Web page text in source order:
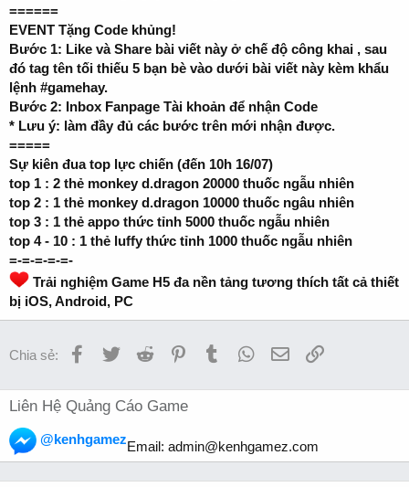
======
EVENT Tặng Code khủng!
Bước 1: Like và Share bài viết này ở chế độ công khai , sau
đó tag tên tối thiếu 5 bạn bè vào dưới bài viết này kèm khẩu
lệnh #gamehay.
Bước 2: Inbox Fanpage Tài khoản để nhận Code
* Lưu ý: làm đầy đủ các bước trên mới nhận được.
=====
Sự kiên đua top lực chiến (đến 10h 16/07)
top 1 : 2 thẻ monkey d.dragon 20000 thuốc ngẫu nhiên
top 2 : 1 thẻ monkey d.dragon 10000 thuốc ngâu nhiên
top 3 : 1 thẻ appo thức tỉnh 5000 thuốc ngẫu nhiên
top 4 - 10 : 1 thẻ luffy thức tỉnh 1000 thuốc ngẫu nhiên
=-=-=-=-=-
Trải nghiệm Game H5 đa nền tảng tương thích tất cả thiết
bị iOS, Android, PC
Chia sẻ: Facebook
TwitterReddit PinterestTumblrWhatsApp
EmailLink
Liên Hệ Quảng Cáo Game
@kenhgamezEmail: admin@kenhgamez.com